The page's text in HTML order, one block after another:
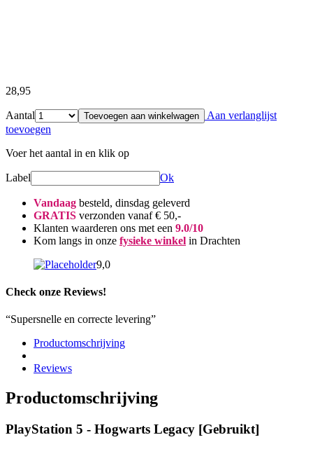
28,95
Aantal Toevoegen aan winkelwagen
Aan verlanglijst
toevoegen
Voer het aantal in en klik op
Label Ok
Vandaag besteld, dinsdag geleverd
GRATIS verzonden vanaf € 50,-
Klanten waarderen ons met een 9.0/10
Kom langs in onze fysieke winkel in Drachten
9,0
Check onze Reviews!
“Supersnelle en correcte levering”
Productomschrijving
Reviews
Productomschrijving
PlayStation 5 - Hogwarts Legacy [Gebruikt]